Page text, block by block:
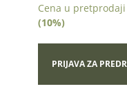
Cena u
(10%)
PRIJAVA ZA